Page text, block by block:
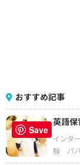
おすすめ記事
英語保
インタ
験
パ
Save